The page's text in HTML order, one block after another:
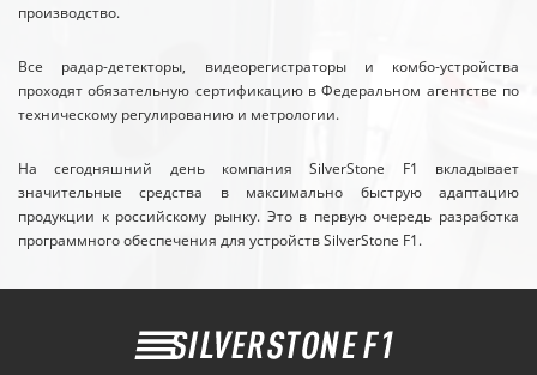
производство.
Все радар-детекторы, видеорегистраторы и комбо-устройства
проходят обязательную сертификацию в Федеральном агентстве по
техническому регулированию и метрологии.
На сегодняшний день компания SilverStone F1 вкладывает
значительные средства в максимально быструю адаптацию
продукции к российскому рынку. Это в первую очередь разработка
программного обеспечения для устройств SilverStone F1.